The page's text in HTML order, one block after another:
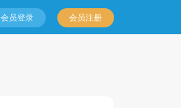
会员登录 会员注册